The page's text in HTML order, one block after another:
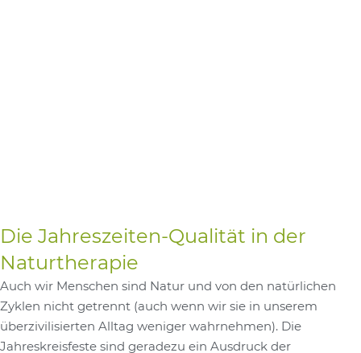
Die Jahreszeiten-Qualität in der
Naturtherapie
Auch wir Menschen sind Natur und von den natürlichen
Zyklen nicht getrennt (auch wenn wir sie in unserem
überzivilisierten Alltag weniger wahrnehmen). Die
Jahreskreisfeste sind geradezu ein Ausdruck der